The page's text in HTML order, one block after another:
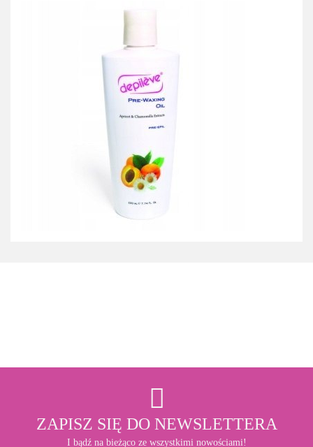
ZAPISZ SIĘ DO NEWSLETTERA
I bądź na bieżąco ze wszystkimi nowościami!